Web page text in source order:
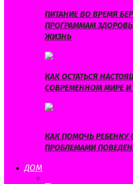
ПИТАНИЕ ВО ВРЕМЯ
ПРОГРАММАМ
ЖИЗНЬ
КАК ОСТАТЬСЯ
СОВРЕМЕННОМ МИРЕ И
КАК ПОМОЧЬ РЕБЕНКУ
ПРОБЛЕМАМИ
ДОМ